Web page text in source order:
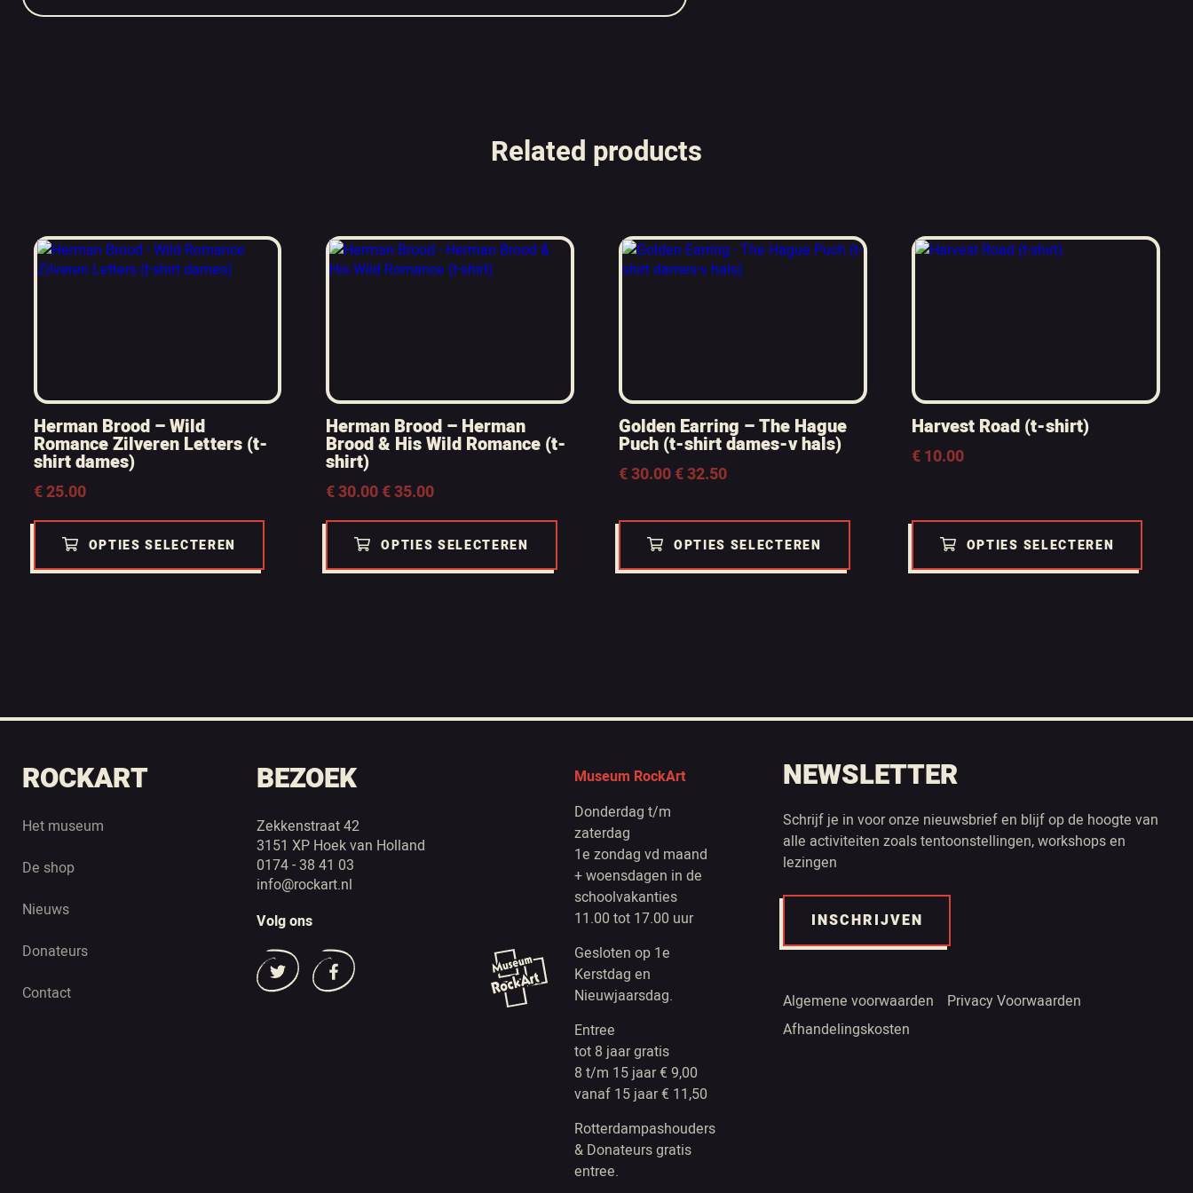
Related products
Herman Brood – Wild
Romance Zilveren Letters (t-
shirt dames)
€25.00
OPTIES SELECTEREN
Herman Brood – Herman
Brood & His Wild Romance (t-
shirt)
€30.00-€35.00
Prijsklasse:
tot
€ 35.00
OPTIES SELECTEREN
Golden Earring – The Hague
Puch (t-shirt dames-v hals)
€30.00-€32.50
Prijsklasse:
€ 32.50
OPTIES SELECTEREN
Harvest Road (t-shirt)
€10.00
OPTIES SELECTEREN
ROCKART
Het museum
De shop
Nieuws
Donateurs
Contact
BEZOEK
Zekkenstraat 42
3151 XP Hoek van Holland
0174 - 38 41 03
info@rockart.nl
Volg ons
Museum RockArt
Donderdag t/m
zaterdag
1e zondag vd maand
+ woensdagen in de
schoolvakanties
11.00 tot 17.00 uur
Gesloten op 1e
Kerstdag en
Nieuwjaarsdag.
Entree
tot 8 jaar gratis
8 t/m 15 jaar € 9,00
vanaf 15 jaar € 11,50
Rotterdampashouders
& Donateurs gratis
entree.
NEWSLETTER
Schrijf je in voor onze nieuwsbrief en blijf op de hoogte van
alle activiteiten zoals tentoonstellingen, workshops en
lezingen
INSCHRIJVEN
Algemene voorwaarden
Privacy Voorwaarden
Afhandelingskosten